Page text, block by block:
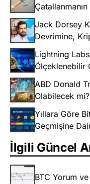
Çatallanmanın
Jack Dorsey
Devrimine,
Lightning
Ölçeklenebilir
ABD Donald
Olabilecek mi?
Yıllara Göre
Geçmişine
İlgili Güncel
BTC Yorum